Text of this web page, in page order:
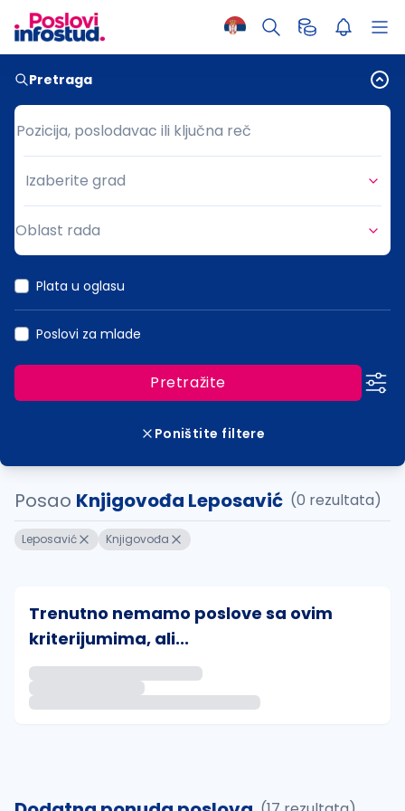
Pretraga
Pozicija, poslodavac ili ključna reč
Pozicija, poslodavac ili ključna reč
Grad
Izaberite grad
Oblast rada
Plata u oglasu
Poslovi za mlade
Pretražite
Poništite filtere
Posao Knjigovođa Leposavić (0 rezultata)
Leposavić Knjigovođa
Trenutno nemamo poslove sa ovim
kriterijumima, ali...